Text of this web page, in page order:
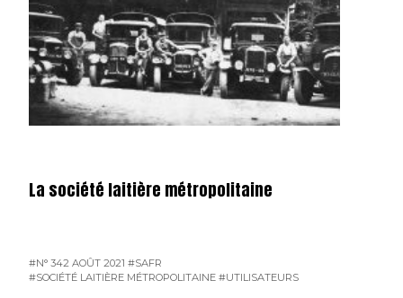
La société laitière métropolitaine
#N° 342 AOÛT 2021 #SAFR
#SOCIÉTÉ LAITIÈRE MÉTROPOLITAINE #UTILISATEURS